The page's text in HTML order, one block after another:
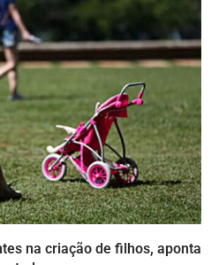
na criação de filhos, aponta